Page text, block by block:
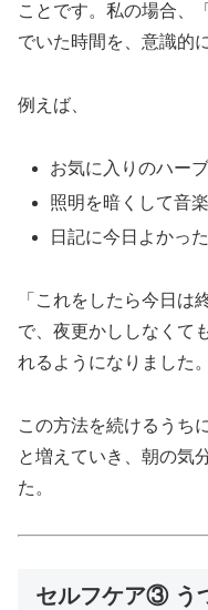
ことです。私の場合、
でいた時間を、意識的
例えば、
お気に入りのハー
照明を暗くして音
日記に今日よかっ
「これをしたら今日は
で、夜更かししなくて
れるようになりました。
この方法を続けるうち
と増えていき、朝の気
た。
セルフケア③ う